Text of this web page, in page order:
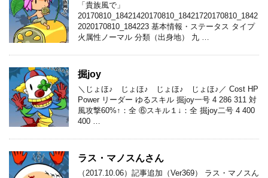
「貴族風で」
20170810_18421420170810_18421720170810_1842
2020170810_184223 基本情報・ステータス タイプ
火属性ノーマル 分類（出身地） 九 …
掘joy
＼じょほ♪ じょほ♪ じょほ♪ じょほ♪／ Cost HP
Power リーダー ゆるスキル 掘joy一号 4 286 311 対
風攻撃60%↑：全 ⑥スキル１↓：全 掘joy二号 4 400
400 …
ラス・マノスんさん
（2017.10.06）記事追加（Ver369） ラス・マノスん